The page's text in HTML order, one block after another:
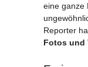
eine ganze
Reporter
Fotos und